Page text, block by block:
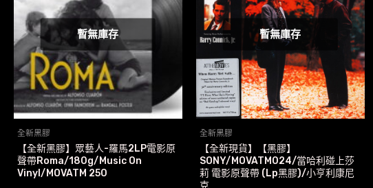
暫無庫存
全新黑膠
【全新黑膠】眾藝人-羅馬2LP電影原
聲帶Roma/180g/Music On
Vinyl/MOVATM 250
暫無庫存
全新黑膠
【全新現貨】【黑膠】
SONY/MOVATM024/當哈利碰上莎
莉 電影原聲帶 (Lp黑膠)/小亨利康尼
克